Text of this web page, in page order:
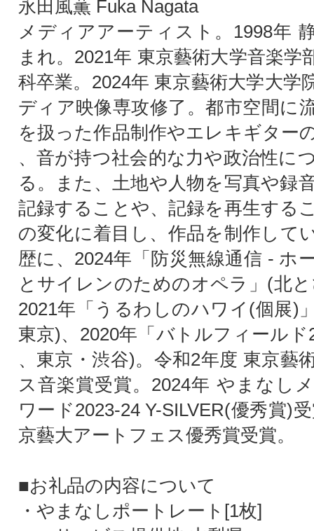
永田風薫 Fuka Nagata
メディアアーティスト。1998年
まれ。2021年 東京藝術大学音楽学
科卒業。2024年 東京藝術大学大学
ディア映像専攻修了。都市空間に
を扱った作品制作やエレキギター
、音が持つ社会的な力や政治性に
る。また、土地や人物を写真や録
記録することや、記録を再生する
の変化に着目し、作品を制作して
歴に、2024年「防災無線通信 - ホ
とサイレンのためのオペラ」(北
2021年「うるわしのハワイ(個展)
東京)、2020年「バトルフィールド
、東京・渋谷)。令和2年度 東京藝
ス音楽賞受賞。2024年 やまなし
ワード2023-24 Y-SILVER(優秀賞)
京藝大アートフェス優秀賞受賞。
■お礼品の内容について
・やまなしポートレート[1枚]